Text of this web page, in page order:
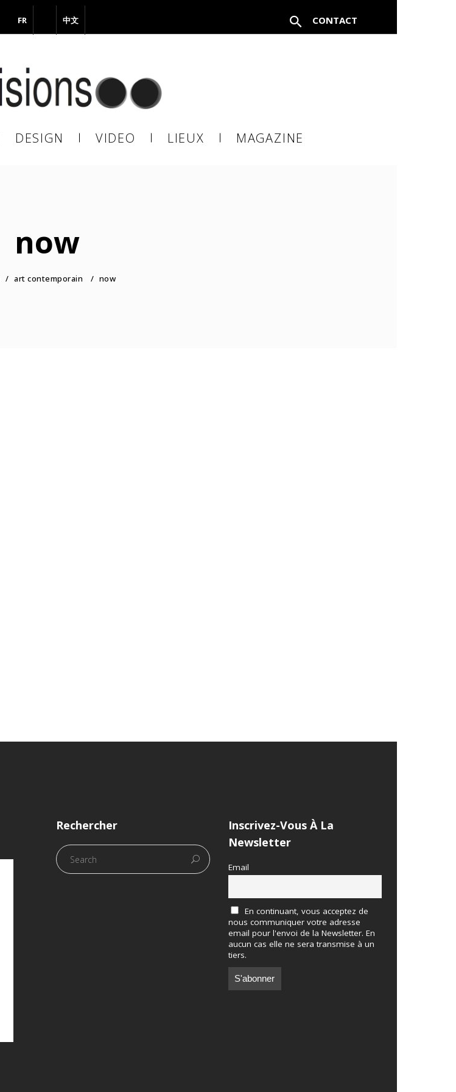
FR 中文 CONTACT
DESIGN VIDEO LIEUX MAGAZINE
now
/ art contemporain / now
Rechercher
Inscrivez-Vous À La
Newsletter
Email
En continuant, vous acceptez de
nous communiquer votre adresse
email pour l'envoi de la Newsletter. En
aucun cas elle ne sera transmise à un
tiers.